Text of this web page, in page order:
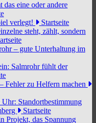
das eine oder andere
verlegt!
Startseite
steht, zählt, sondern
– gute Unterhaltung im
Salmrohr fühlt der
Fehler zu Helfern machen
Standortbestimmung
Startseite
Projekt, das Spannung